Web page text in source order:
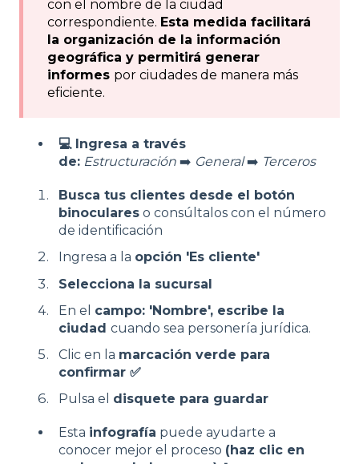
con el nombre de la ciudad
correspondiente. Esta medida facilitará
la organización de la información
geográfica y permitirá generar
informes por ciudades de manera más
eficiente.
💻 Ingresa a través
de: Estructuración ➡️ General➡️ Terceros
Busca tus clientes desde el botón
binoculares o consúltalos con el número
de identificación
Ingresa a la opción 'Es cliente'
Selecciona la sucursal
En el campo: 'Nombre', escribe la
ciudad cuando sea personería jurídica.
Clic en la marcación verde para
confirmar ✅
Pulsa el disquete para guardar
Esta infografía puede ayudarte a
conocer mejor el proceso (haz clic en